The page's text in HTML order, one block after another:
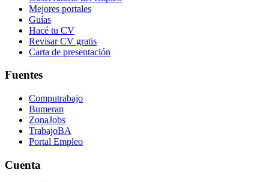
Mejores portales
Guías
Hacé tu CV
Revisar CV gratis
Carta de presentación
Fuentes
Computrabajo
Bumeran
ZonaJobs
TrabajoBA
Portal Empleo
Cuenta